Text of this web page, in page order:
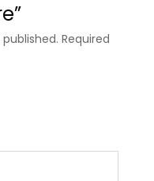
Required